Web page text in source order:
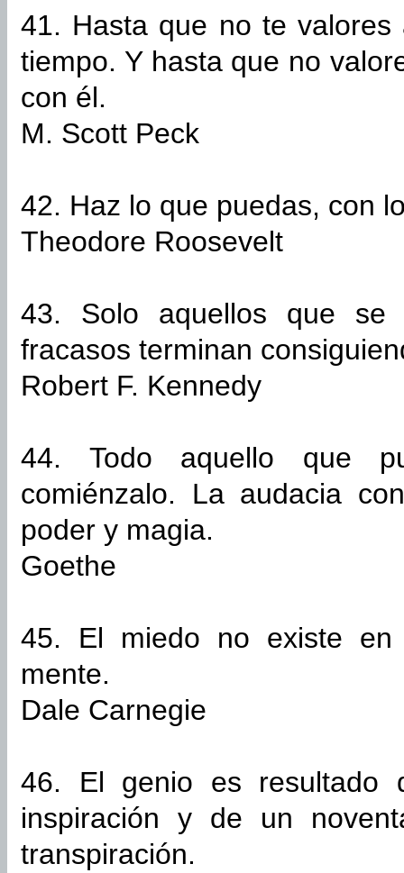
41. Hasta que no te
tiempo. Y hasta que no
con él.
M. Scott Peck
42. Haz lo que puedas, con
Theodore Roosevelt
43. Solo aquellos que se
fracasos terminan
Robert F. Kennedy
44. Todo aquello que
comiénzalo. La audacia
poder y magia.
Goethe
45. El miedo no existe
mente.
Dale Carnegie
46. El genio es resultado
inspiración y de un
transpiración.